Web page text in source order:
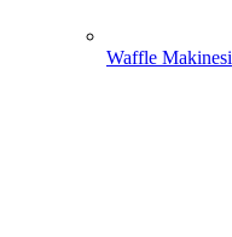
Waffle Makinesi